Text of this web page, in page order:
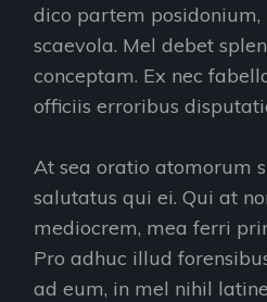
dico partem
scaevola. Mel debet
conceptam. Ex nec
officiis erroribus
At sea oratio atomorum
salutatus qui ei. Qui at
mediocrem, mea ferri
Pro adhuc illud
ad eum, in mel nihil